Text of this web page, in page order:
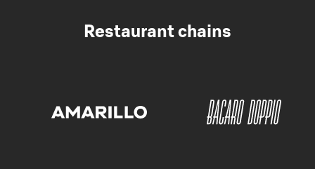
Restaurant chains